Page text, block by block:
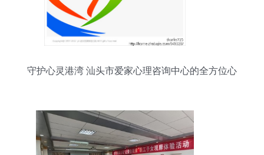
守护心灵港湾 汕头市爱家心理咨询中心的全方位心